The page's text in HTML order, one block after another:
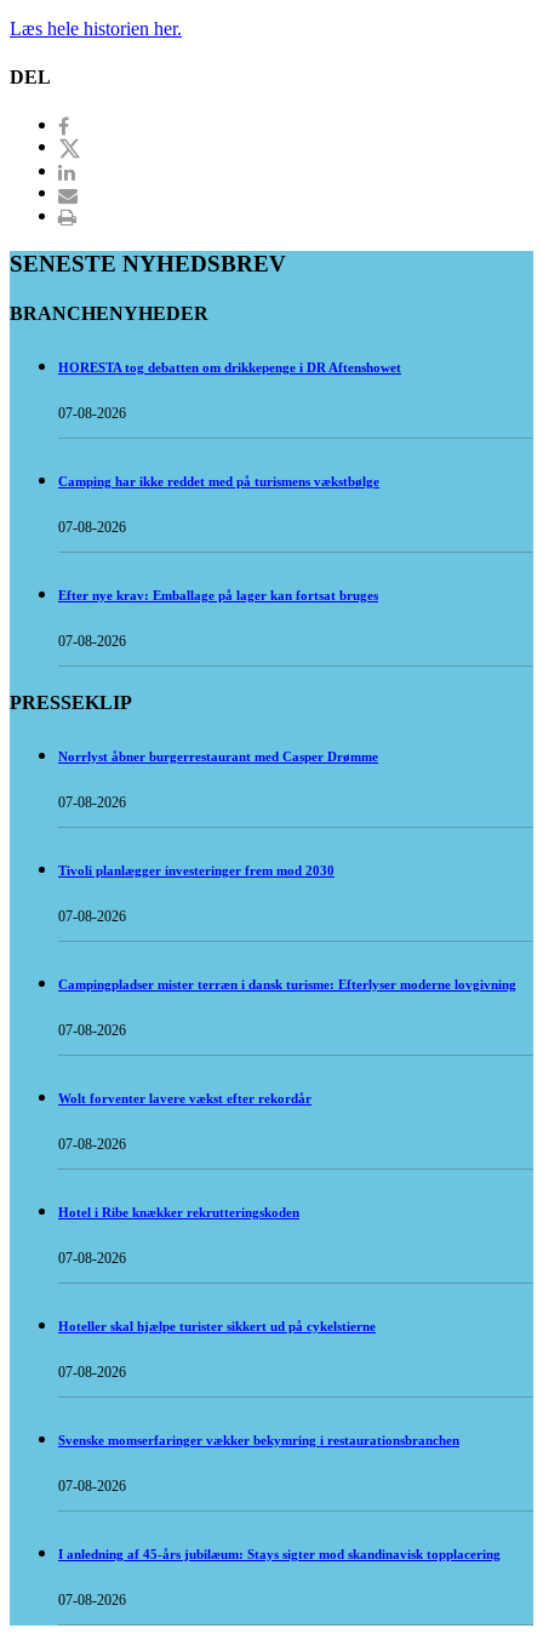
Læs hele historien her.
DEL
SENESTE NYHEDSBREV
BRANCHENYHEDER
HORESTA tog debatten om drikkepenge i DR Aftenshowet
07-08-2026
Camping har ikke reddet med på turismens vækstbølge
07-08-2026
Efter nye krav: Emballage på lager kan fortsat bruges
07-08-2026
PRESSEKLIP
Norrlyst åbner burgerrestaurant med Casper Drømme
07-08-2026
Tivoli planlægger investeringer frem mod 2030
07-08-2026
Campingpladser mister terræn i dansk turisme: Efterlyser moderne lovgivning
07-08-2026
Wolt forventer lavere vækst efter rekordår
07-08-2026
Hotel i Ribe knækker rekrutteringskoden
07-08-2026
Hoteller skal hjælpe turister sikkert ud på cykelstierne
07-08-2026
Svenske momserfaringer vækker bekymring i restaurationsbranchen
07-08-2026
I anledning af 45-års jubilæum: Stays sigter mod skandinavisk topplacering
07-08-2026